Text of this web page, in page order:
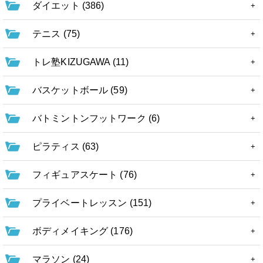
ダイエット (386)
テニス (75)
トレ塾KIZUGAWA (11)
バスケットボール (59)
バトミントンフットワーク (6)
ピラティス (63)
フィギュアスケート (76)
プライベートレッスン (151)
ボディメイキング (176)
マラソン (24)